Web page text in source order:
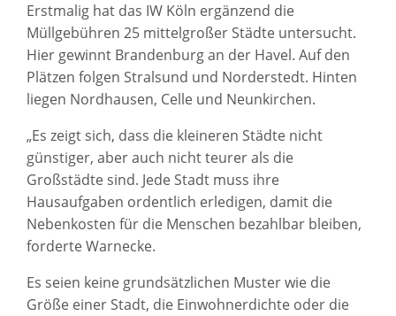
Erstmalig hat das IW Köln ergänzend die
Müllgebühren 25 mittelgroßer Städte untersucht.
Hier gewinnt Brandenburg an der Havel. Auf den
Plätzen folgen Stralsund und Norderstedt. Hinten
liegen Nordhausen, Celle und Neunkirchen.
„Es zeigt sich, dass die kleineren Städte nicht
günstiger, aber auch nicht teurer als die
Großstädte sind. Jede Stadt muss ihre
Hausaufgaben ordentlich erledigen, damit die
Nebenkosten für die Menschen bezahlbar bleiben,
forderte Warnecke.
Es seien keine grundsätzlichen Muster wie die
Größe einer Stadt, die Einwohnerdichte oder die